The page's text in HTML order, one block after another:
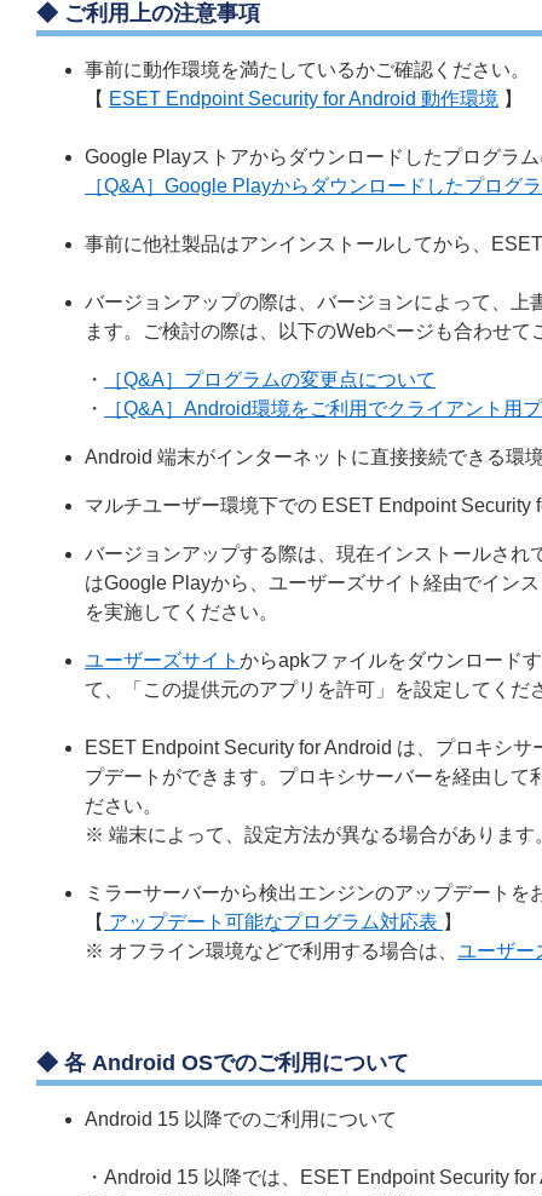
◆ ご利用上の注意事項
事前に動作環境を満たしているかご確認ください。
【 ESET Endpoint Security for Android 動作環境 】
Google Playストアからダウンロードしたプログラ
［Q&A］Google Playからダウンロードしたプログ
事前に他社製品はアンインストールしてから、
バージョンアップの際は、バージョンによって、
ます。ご検討の際は、以下のWebページも合わせて
・
［Q&A］プログラムの変更点について
・
［Q&A］Android環境をご利用でクライアント用
Android 端末がインターネットに直接接続できる環
マルチユーザー環境下での ESET Endpoint
バージョンアップする際は、現在インストールさ
はGoogle Playから、ユーザーズサイト経由でイン
を実施してください。
ユーザーズサイト からapkファイルをダウンロード
て、「この提供元のアプリを許可」を設定してくだ
ESET Endpoint Security for Android は、プロキシ
プデートができます。プロキシサーバーを経由し
ださい。
※ 端末によって、設定方法が異なる場合がありま
ミラーサーバーから検出エンジンのアップデート
【 アップデート可能なプログラム対応表 】
※ オフライン環境などで利用する場合は、 ユーザー
◆ 各 Android OSでのご利用について
Android 15 以降でのご利用について
・Android 15 以降では、ESET Endpoint Security